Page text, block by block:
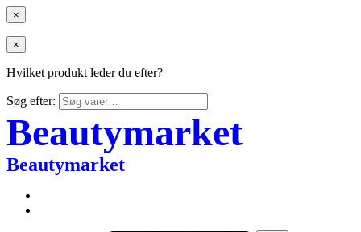
×
×
Hvilket produkt leder du efter?
Søg efter:
Beautymarket
Beautymarket